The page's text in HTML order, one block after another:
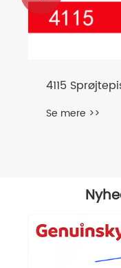
4115
Se mere >>